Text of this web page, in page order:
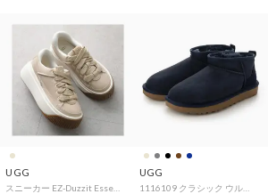
UGG UGG
1116109 クラシック ウルトラ ミニ ブーツ （ダークインディゴ）